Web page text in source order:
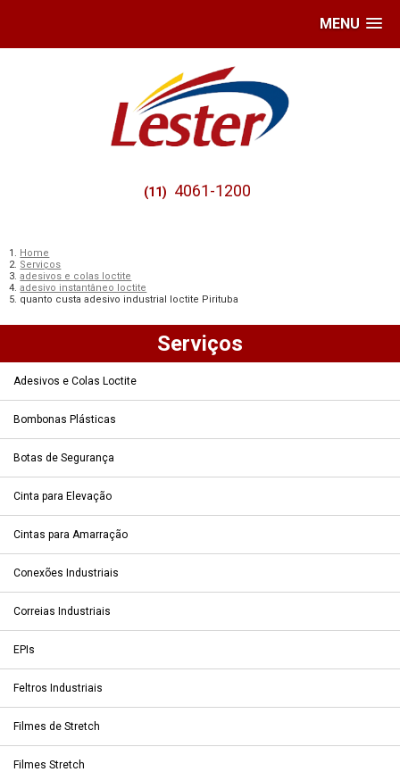
MENU
(11) 4061-1200
Home
Serviços
adesivos e colas loctite
adesivo instantâneo loctite
quanto custa adesivo industrial loctite Pirituba
Serviços
Adesivos e Colas Loctite
Bombonas Plásticas
Botas de Segurança
Cinta para Elevação
Cintas para Amarração
Conexões Industriais
Correias Industriais
EPIs
Feltros Industriais
Filmes de Stretch
Filmes Stretch